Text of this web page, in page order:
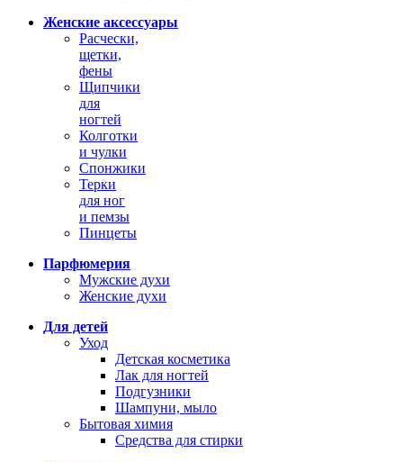
Женские аксессуары
Расчески,
щетки,
фены
Щипчики
для
ногтей
Колготки
и чулки
Спонжики
Терки
для ног
и пемзы
Пинцеты
Парфюмерия
Мужские духи
Женские духи
Для детей
Уход
Детская косметика
Лак для ногтей
Подгузники
Шампуни, мыло
Бытовая химия
Средства для стирки